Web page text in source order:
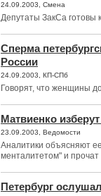
24.09.2003, Смена
Депутаты ЗакСа готовы
Сперма
России
24.09.2003, КП-СПб
Говорят, что женщины
Матвиенко
23.09.2003, Ведомости
Аналитики объясняют
менталитетом" и
Петербург